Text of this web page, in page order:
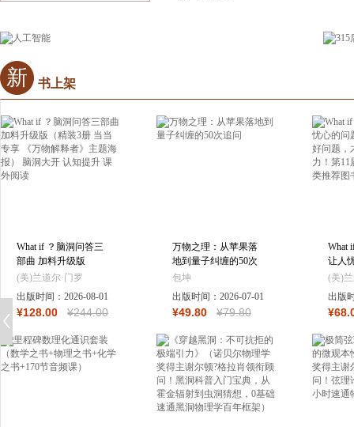
新 书上架
What if ？脑洞问答三
部曲 加料升级版
（精装3册 当当专享
《万物解释者》主题
海报） 脑洞大开 认
知提升 课外阅读
(美)兰道尔·门罗
出版时间： 2026-08-01
¥128.00 ¥244.00
万物之理：从苹果落
地到量子纠缠的50次
追问
包坤
出版时间： 2026-07-01
¥49.80 ¥79.80
What
让人
料升
题，
能力
书奖
(美)
出版
¥68